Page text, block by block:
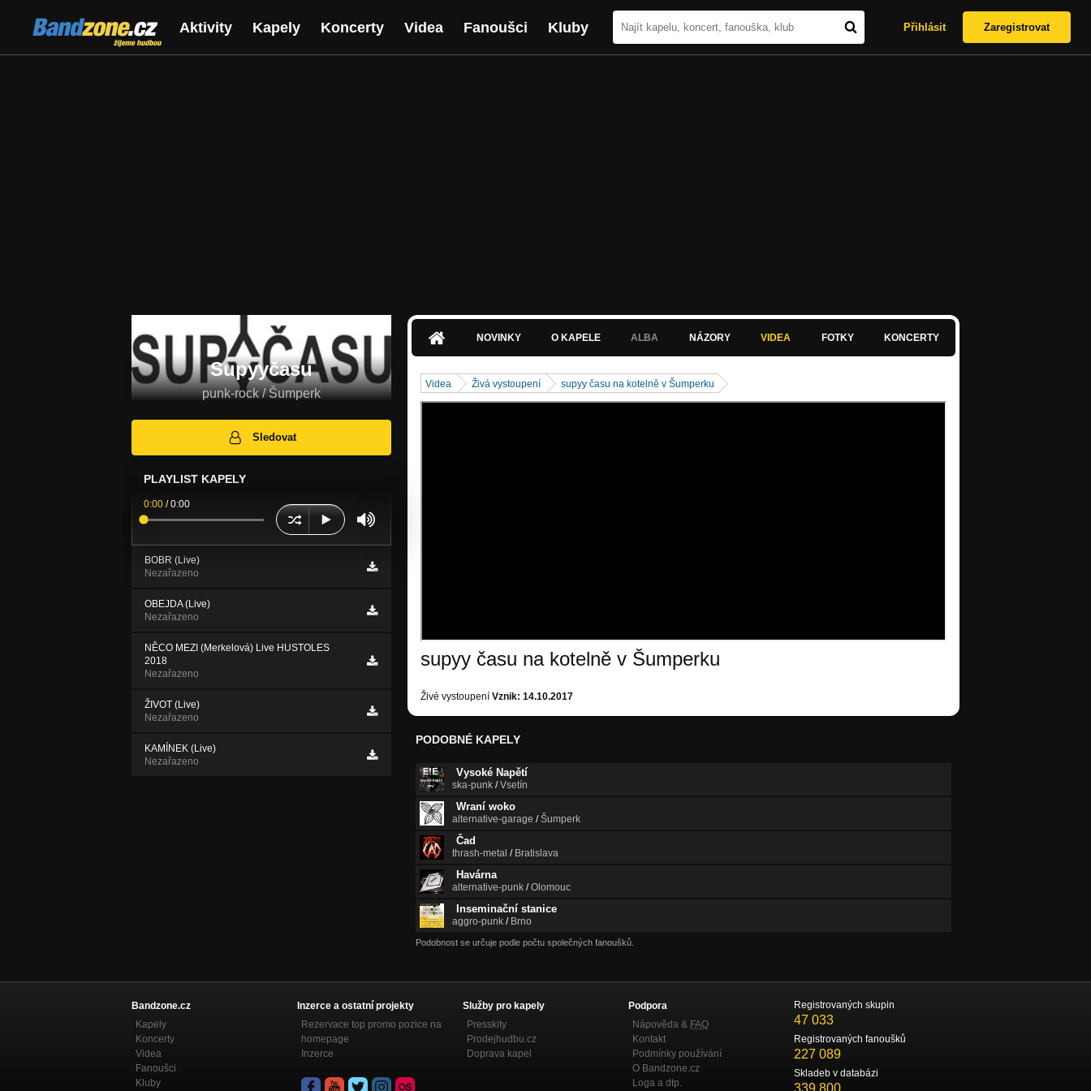
Bandzone.cz
žijeme hudbou
Aktivity Kapely Koncerty Videa Fanoušci Kluby Přihlásit Zaregistrovat
Supyyčasu
punk-rock / Šumperk
Sledovat
PLAYLIST KAPELY
0:00 /0:00
BOBR (Live)
Nezařazeno
OBEJDA (Live)
Nezařazeno
NĚCO MEZI (Merkelová) Live HUSTOLES
2018
Nezařazeno
ŽIVOT (Live)
Nezařazeno
KAMÍNEK (Live)
Nezařazeno
NOVINKY O KAPELE ALBA NÁZORY VIDEA FOTKY KONCERTY
Videa Živá vystoupení supyy času na kotelně v Šumperku
supyy času na kotelně v Šumperku
Živé vystoupení Vznik: 14.10.2017
PODOBNÉ KAPELY
Vysoké Napětí
ska-punk /Vsetín
Wraní woko
alternative-garage /Šumperk
Čad
thrash-metal / Bratislava
Havárna
alternative-punk /Olomouc
Inseminační stanice
aggro-punk / Brno
Podobnost se určuje podle počtu společných fanoušků.
Bandzone.cz
Kapely
Koncerty
Videa
Fanoušci
Kluby
Inzerce a ostatní projekty
Rezervace top promo pozice na
homepage
Inzerce
Služby pro kapely
Presskity
Prodejhudbu.cz
Doprava kapel
Podpora
Nápověda & FAQ
Kontakt
Podmínky používání
O Bandzone.cz
Loga a dtp.
Registrovaných skupin
47 033
Registrovaných fanoušků
227 089
Skladeb v databázi